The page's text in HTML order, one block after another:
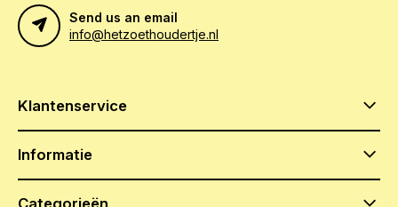
Send us an email
info@hetzoethoudertje.nl
Klantenservice
Informatie
Categorieën